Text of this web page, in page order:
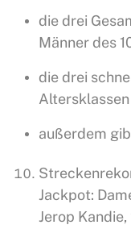
die drei
Männer des
die drei
außerdem
Jackpot:
Jerop